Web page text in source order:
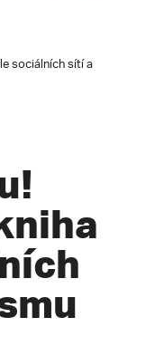
sociálních sítí a